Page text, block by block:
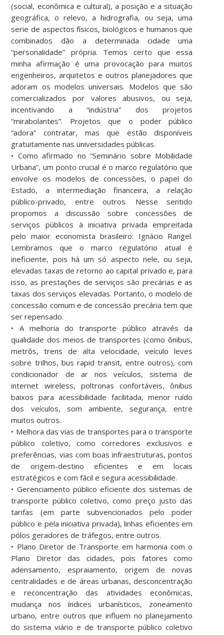
(social, econômica e cultural), a posição e a situação
geográfica, o relevo, a hidrografia, ou seja, uma
serie de aspectos físicos, biológicos e humanos que
combinados dão a determinada cidade uma
“personalidade” própria. Temos certo que essa
minha afirmação é uma provocação para muitos
engenheiros, arquitetos e outros planejadores que
adoram os modelos universais. Modelos que são
comercializados por valores abusivos, ou seja,
incentivando a “indústria” dos projetos
“mirabolantes”. Projetos que o poder público
“adora” contratar, mas que estão disponíveis
gratuitamente nas universidades públicas.
• Como afirmado no “Seminário sobre Mobilidade
Urbana”, um ponto crucial é o marco regulatório que
envolve os modelos de concessões, o papel do
Estado, a intermediação financeira, a relação
público-privado, entre outros. Nesse sentido
propomos a discussão sobre concessões de
serviços públicos à iniciativa privada empreitada
pelo maior economista brasileiro: Ignácio Rangel.
Lembramos que o marco regulatório atual é
ineficiente, pois há um só aspecto nele, ou seja,
elevadas taxas de retorno ao capital privado e, para
isso, as prestações de serviços são precárias e as
taxas dos serviços elevadas. Portanto, o modelo de
concessão comum e de concessão precária tem que
ser repensado.
• A melhoria do transporte público através da
qualidade dos meios de transportes (como ônibus,
metrôs, trens de alta velocidade, veículo leves
sobre trilhos, bus rapid transit, entre outros), com
condicionador de ar nos veículos, sistema de
internet wireless, poltronas confortáveis, ônibus
baixos para acessibilidade facilitada, menor ruído
dos veículos, som ambiente, segurança, entre
muitos outros.
• Melhora das vias de transportes para o transporte
público coletivo, como corredores exclusivos e
preferências, vias com boas infraestruturas, pontos
de origem-destino eficientes e em locais
estratégicos e com fácil e segura acessibilidade.
• Gerenciamento público eficiente dos sistemas de
transporte público coletivo, como preço justo das
tarifas (em parte subvencionados pelo poder
público e pela iniciativa privada), linhas eficientes em
pólos geradores de tráfegos, entre outros.
• Plano Diretor de Transporte em harmonia com o
Plano Diretor das cidades, pois fatores como
adensamento, espraiamento, origem de novas
centralidades e de áreas urbanas, desconcentração
e reconcentração das atividades econômicas,
mudança nos índices urbanísticos, zoneamento
urbano, entre outros que influem no planejamento
do sistema viário e de transporte público coletivo